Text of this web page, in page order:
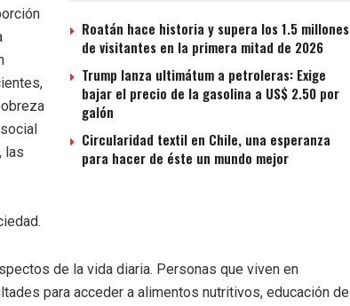
Roatán hace historia y supera los 1.5 millones
de visitantes en la primera mitad de 2026
Trump lanza ultimátum a petroleras: Exige
bajar el precio de la gasolina a US$ 2.50 por
galón
Circularidad textil en Chile, una esperanza
para hacer de éste un mundo mejor
las
de la vida diaria. Personas que viven en
para acceder a alimentos nutritivos, educación de